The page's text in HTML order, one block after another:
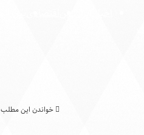
خواندن این مطلب 7 دقیقه زمان میبرد